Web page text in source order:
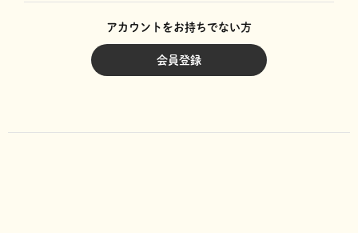
アカウントをお持ちでない方
会員登録